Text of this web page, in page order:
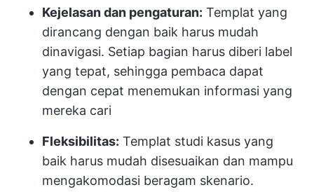
Kejelasan dan pengaturan: Templat yang
dirancang dengan baik harus mudah
dinavigasi. Setiap bagian harus diberi label
yang tepat, sehingga pembaca dapat
dengan cepat menemukan informasi yang
mereka cari
Fleksibilitas: Templat studi kasus yang
baik harus mudah disesuaikan dan mampu
mengakomodasi beragam skenario.